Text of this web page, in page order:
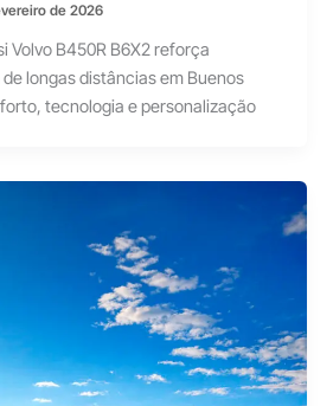
de 2026
Volvo B450R B6X2 reforça
longas distâncias em Buenos
tecnologia e personalização